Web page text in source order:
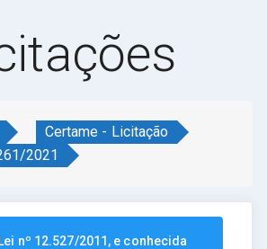
Certame - Licitação
2021
nº 12.527/2011, e conhecida